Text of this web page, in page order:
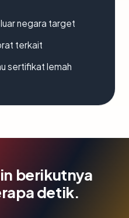
negara target
terkait
sertifikat lemah
berikutnya
detik.